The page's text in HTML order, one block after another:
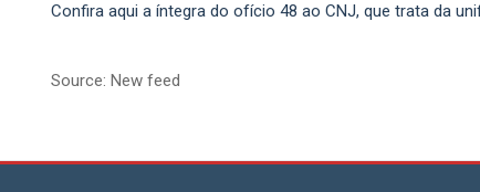
Confira aqui a íntegra do ofício 48 ao CNJ, que trata da
Source: New feed